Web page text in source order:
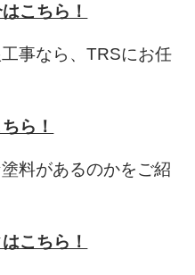
こちら！
事なら、TRSにお任
ら！
料があるのかをご紹
こちら！